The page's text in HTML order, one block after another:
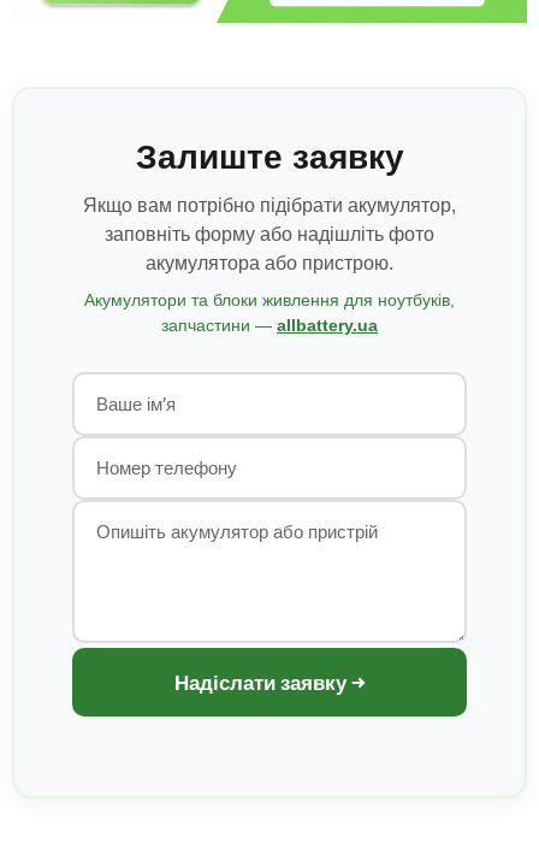
Залиште заявку
Якщо вам потрібно підібрати акумулятор,
заповніть форму або надішліть фото
акумулятора або пристрою.
Акумулятори та блоки живлення для ноутбуків,
запчастини — allbattery.ua
Надіслати заявку →